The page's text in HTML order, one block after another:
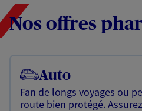
Nos offres
Auto
Fan de longs voyages ou
route bien protégé.